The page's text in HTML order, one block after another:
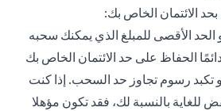
الائتمان الخاص بك:
الحد الأقصى للمبلغ الذي يمكنك سحبه
الحفاظ على حد الائتمان الخاص بك
تكبد رسوم تجاوز حد السحب. إذا كنت
للغاية بالنسبة لك، فقد تكون مؤهلا